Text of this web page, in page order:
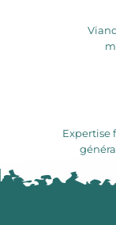
Expertise